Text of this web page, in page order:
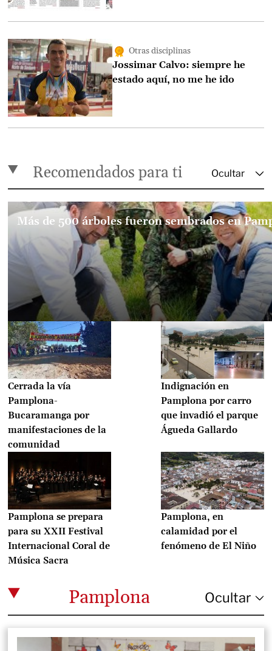
Otras disciplinas
Jossimar Calvo: siempre he
estado aquí, no me he ido
Recomendados para ti
Más de 500 árboles fueron sembrados en
Cerrada la vía
Pamplona-
Bucaramanga por
manifestaciones de la
comunidad
Indignación en
Pamplona por carro
que invadió el parque
Águeda Gallardo
Pamplona se prepara
para su XXII Festival
Internacional Coral de
Música Sacra
Pamplona, en
calamidad por el
fenómeno de El Niño
Pamplona